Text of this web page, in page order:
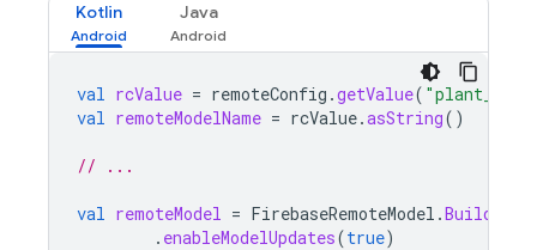
Kotlin Java
val rcValue = remoteConfig .getValue(
val remoteModelName = rcValue.asString()
// ...
val remoteModel = FirebaseRemoteModel .Builder
. enableModelUpdates(true)